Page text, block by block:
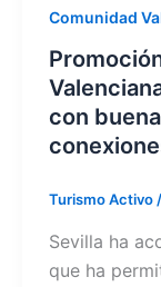
Comunidad
con
Turismo Activo/
Sevilla ha
que ha